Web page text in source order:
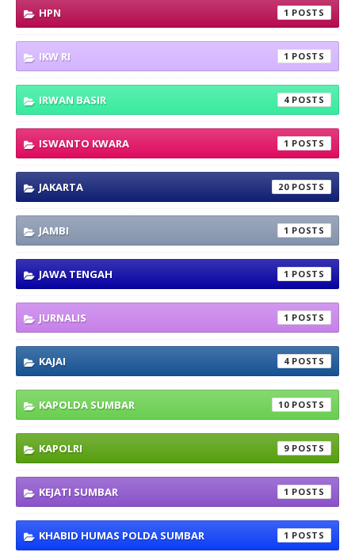
HPN 1
IKW RI 1
IRWAN BASIR 4
ISWANTO KWARA 1
JAKARTA 20
JAMBI 1
JAWA TENGAH 1
JURNALIS 1
KAJAI 4
KAPOLDA SUMBAR 10
KAPOLRI 9
KEJATI SUMBAR 1
KHABID HUMAS POLDA SUMBAR 1